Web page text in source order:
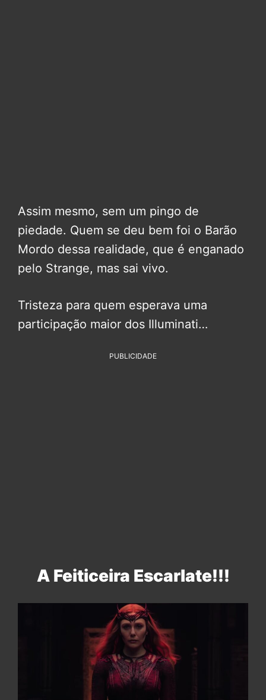
Assim mesmo, sem um pingo de
piedade. Quem se deu bem foi o Barão
Mordo dessa realidade, que é enganado
pelo Strange, mas sai vivo.
Tristeza para quem esperava uma
participação maior dos Illuminati…
PUBLICIDADE
A Feiticeira Escarlate!!!